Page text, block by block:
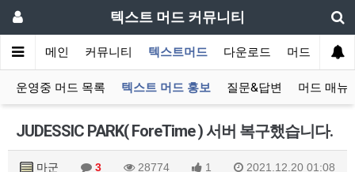
텍스트 머드 커뮤니티
메인 커뮤니티 텍스트머드 다운로드 머드 잡담
운영중 머드 목록 텍스트 머드 홍보 질문&답변 머드 매뉴
JUDESSIC PARK( ForeTime ) 서버 복구했습니다.
마군 3 28774 1 2021.12.20 01:08